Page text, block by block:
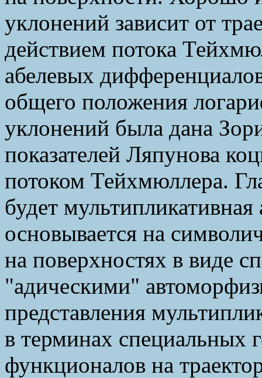
уклонений зависит от
действием потока
абелевых
общего положения
уклонений была дана
показателей Ляпунова
потоком Тейхмюллера.
будет
основывается на
на поверхностях в виде
"адическими"
представления
в терминах специальных
функционалов на